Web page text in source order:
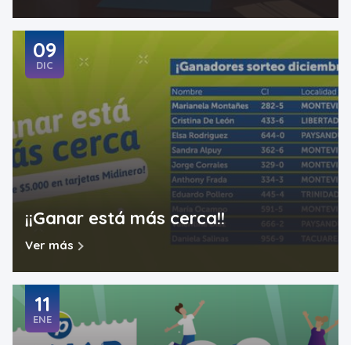
¡¡Ganar está más cerca!!
Ver más
09
DIC
11
ENE